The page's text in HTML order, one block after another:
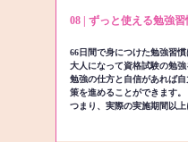
08 | ずっと使える勉強
66日間で身につけた勉強習慣
大人になって資格試験の勉
勉強の仕方と自信があれば
策を進めることができます。
つまり、実際の実施期間以上